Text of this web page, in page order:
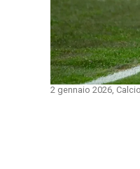
2 gennaio 2026,